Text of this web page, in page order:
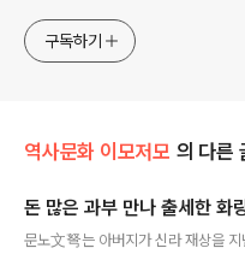
approach will be to resist
generalized viewpoint
구독하기
역사문화 이모저모 의 다른
돈 많은 과부 만나 출세한 화
문노文弩는 아버지가 신라 재상을